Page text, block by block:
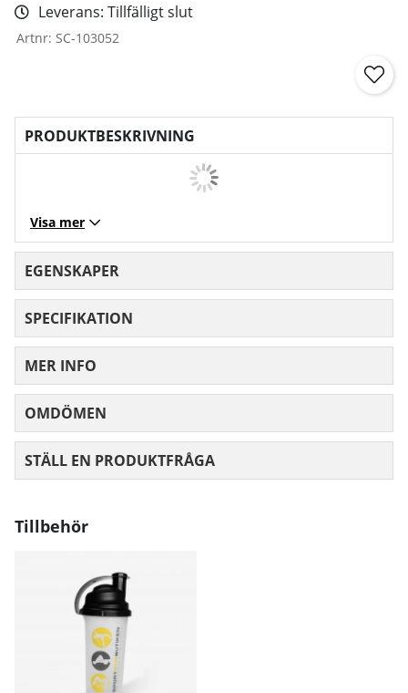
Leverans: Tillfälligt slut
Artnr: SC-103052
PRODUKTBESKRIVNING
Visa mer
EGENSKAPER
SPECIFIKATION
MER INFO
OMDÖMEN
STÄLL EN PRODUKTFRÅGA
Tillbehör